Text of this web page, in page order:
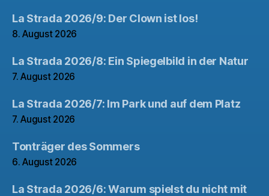
La Strada 2026/9: Der Clown ist los!
8. August 2026
La Strada 2026/8: Ein Spiegelbild in der Natur
7. August 2026
La Strada 2026/7: Im Park und auf dem Platz
7. August 2026
Tonträger des Sommers
6. August 2026
La Strada 2026/6: Warum spielst du nicht mit